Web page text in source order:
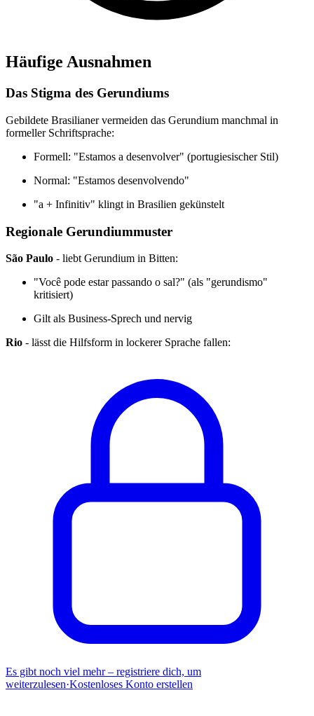
Häufige Ausnahmen
Das Stigma des Gerundiums
Gebildete Brasilianer vermeiden das Gerundium manchmal in
formeller Schriftsprache:
Formell: "Estamos a desenvolver" (portugiesischer Stil)
Normal: "Estamos desenvolvendo"
"a + Infinitiv" klingt in Brasilien gekünstelt
Regionale Gerundiummuster
São Paulo - liebt Gerundium in Bitten:
"Você pode estar passando o sal?" (als "gerundismo"
kritisiert)
Gilt als Business-Sprech und nervig
Rio - lässt die Hilfsform in lockerer Sprache fallen:
Es gibt noch viel mehr – registriere dich, um
weiterzulesen·Kostenloses Konto erstellen